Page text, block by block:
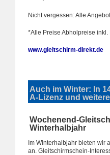
Nicht vergessen: Alle
*Alle Preise Abholpreise inkl.
www.gleitschirm-direkt.de
Auch im Winter: In
A-Lizenz und
Wochenend-
Winterhalbjahr
Im Winterhalbjahr bieten wir
an. Gleitschirmschein-